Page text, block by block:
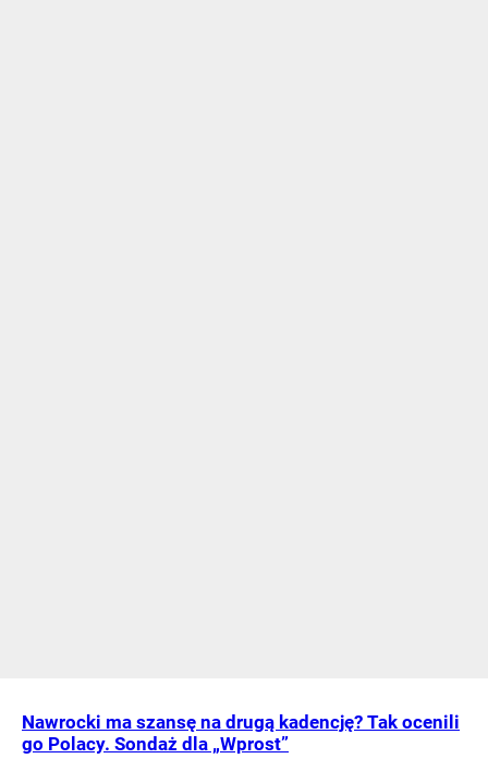
Nawrocki ma szansę na drugą kadencję? Tak ocenili
go Polacy. Sondaż dla „Wprost”